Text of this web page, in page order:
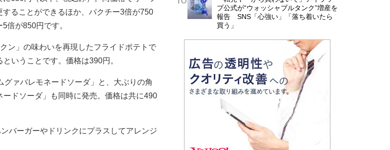
することができるほか、パクチー3倍が750
倍が850円です。
ン」の味わいを再現したフライドポテトで
いうことです。価格は390円。
ァバレモネードソーダ」と、大ぶりの角
ドソーダ」も同時に発売。価格は共に490
バーガーやドリンクにプラスしてアレンジ
プ公式が“ウォッシャブルタンク”増産を
報告 SNS「心強い」「落ち着いたら
買う」